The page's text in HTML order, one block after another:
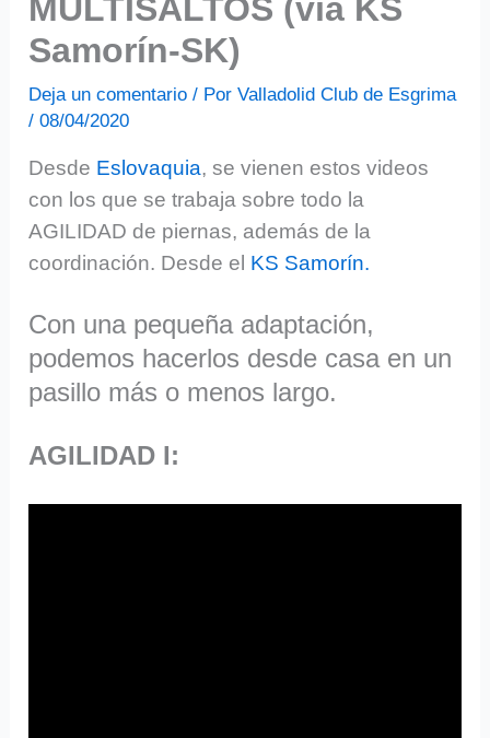
MULTISALTOS (vía KS
Samorín-SK)
Deja un comentario / PorValladolid Club de Esgrima
/08/04/2020
Desde Eslovaquia, se vienen estos videos
con los que se trabaja sobre todo la
AGILIDAD de piernas, además de la
coordinación. Desde el KS Samorín.
Con una pequeña adaptación,
podemos hacerlos desde casa en un
pasillo más o menos largo.
AGILIDAD I: